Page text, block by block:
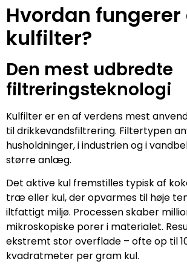
Hvordan fungerer
kulfilter?
Den mest udbredte
filtreringsteknologi
Kulfilter er en af verdens mest
til drikkevandsfiltrering. Filtertypen
husholdninger, i industrien og i
større anlæg.
Det aktive kul fremstilles typisk af
træ eller kul, der opvarmes til høje
iltfattigt miljø. Processen skaber
mikroskopiske porer i materialet.
ekstremt stor overflade – ofte op til
kvadratmeter per gram kul.